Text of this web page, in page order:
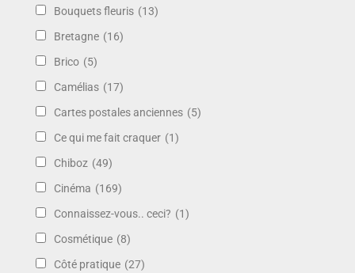
Bouquets fleuris (13)
Bretagne (16)
Brico (5)
Camélias (17)
Cartes postales anciennes (5)
Ce qui me fait craquer (1)
Chiboz (49)
Cinéma (169)
Connaissez-vous.. ceci? (1)
Cosmétique (8)
Côté pratique (27)